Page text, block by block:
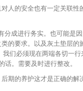
人的安全也有一定关联性
成进行务实。也可能是
的要求。以及灰土垫层的
们必须现在两端各切一
。需要及时进行整改。
期的养护这才是正确的解